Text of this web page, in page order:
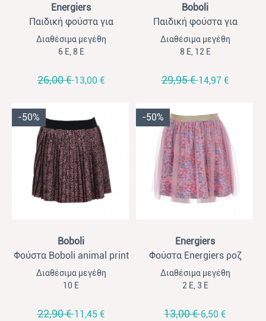
Energiers
Παιδική φούστα για
κορίτσια Energiers καφέ
Διαθέσιμα μεγέθη
6 Ε, 8 Ε
26,00 €13,00 €
Boboli
Παιδική φούστα για
κορίτσια Boboli ριγέ μπεζ
Διαθέσιμα μεγέθη
8 Ε, 12 Ε
29,95 €14,97 €
-50%
Boboli
Φούστα Boboli animal print
Διαθέσιμα μεγέθη
10 Ε
22,90 €11,45 €
-50%
Energiers
Φούστα Energiers ροζ
Διαθέσιμα μεγέθη
2 Ε, 3 Ε
13,00 €6,50 €